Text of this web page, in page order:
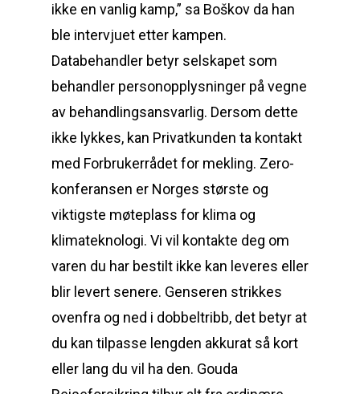
ikke en vanlig kamp,” sa Boškov da han
ble intervjuet etter kampen.
Databehandler betyr selskapet som
behandler personopplysninger på vegne
av behandlingsansvarlig. Dersom dette
ikke lykkes, kan Privatkunden ta kontakt
med Forbrukerrådet for mekling. Zero-
konferansen er Norges største og
viktigste møteplass for klima og
klimateknologi. Vi vil kontakte deg om
varen du har bestilt ikke kan leveres eller
blir levert senere. Genseren strikkes
ovenfra og ned i dobbeltribb, det betyr at
du kan tilpasse lengden akkurat så kort
eller lang du vil ha den. Gouda